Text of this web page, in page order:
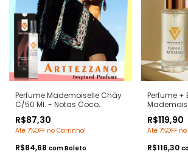
Perfume Mademoiselle Cháy
C/50 Ml. - Notas Coco
Contratipos Premium - Arte 1
Perfumes
R$87,30
Até 7%OFF no Carrinho!
R$84,68 comBoleto
Perfume +
Chanel -
R$119,90
Até 7%OFF
R$116,30